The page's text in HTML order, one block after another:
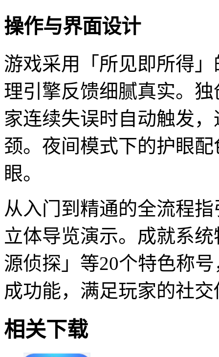
操作与界面设计
游戏采用「所见即所得
理引擎反馈细腻真实。
家连续失误时自动触发
颈。夜间模式下的护眼
眼。
从入门到精通的全流程
立体导览演示。成就系
源侦探」等20个特色称
成功能，满足玩家的社
相关下载